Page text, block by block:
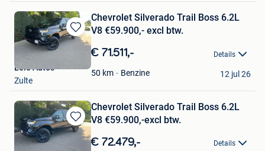
Bewaren
Favorieten
Chevrolet Silverado Trail Boss 6.2L
V8 €59.900,- excl btw.
€ 71.511,- Details
50 km Benzine
Leie Auto's
Zulte
12 jul 26
Bewaren
in
Chevrolet Silverado Trail Boss 6.2L
V8 €59.900,-excl btw.
€ 72.479,- Details